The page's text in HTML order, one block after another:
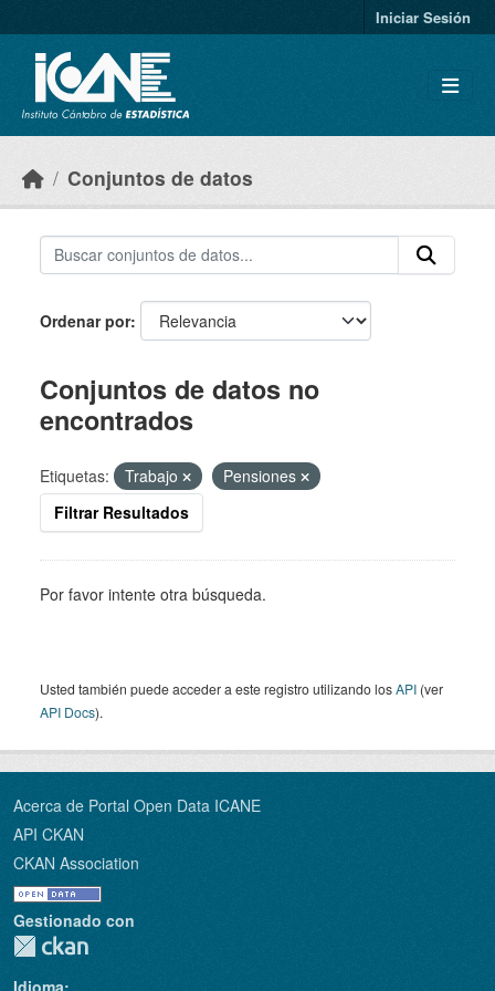
Iniciar Sesión
Conjuntos de datos
Ordenar por
Conjuntos de datos no
encontrados
Etiquetas: Trabajo
Pensiones
Filtrar Resultados
Por favor intente otra búsqueda.
Usted también puede acceder a este registro utilizando losAPI (ver
API Docs).
Acerca de Portal Open Data ICANE
API CKAN
CKAN Association
Gestionado con
Idioma